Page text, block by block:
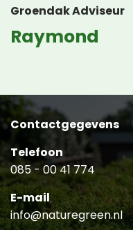
Groendak Adviseur
Raymond
Contactgegevens
Telefoon
085 - 00 41 774
E-mail
info@naturegreen.nl